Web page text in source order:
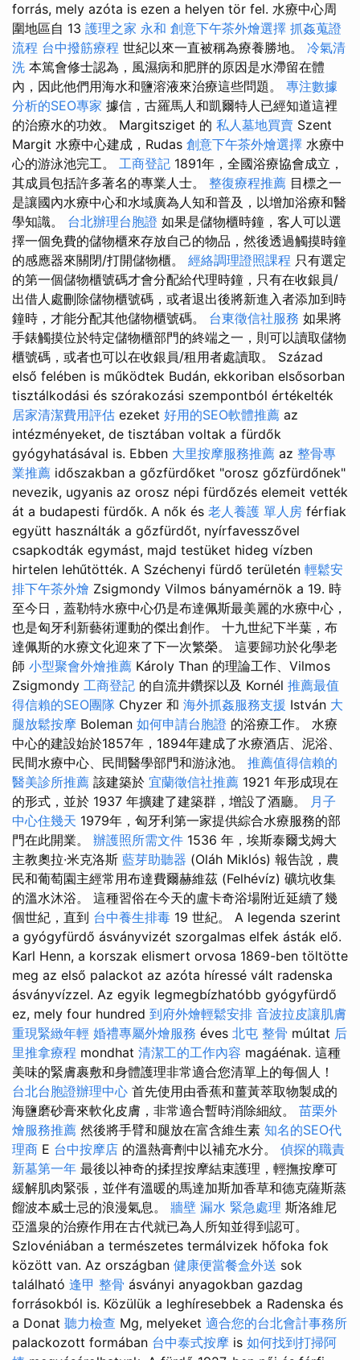
forrás, mely azóta is ezen a helyen tör fel. 水療中心周
圍地區自 13 護理之家 永和 創意下午茶外燴選擇 抓姦蒐證
流程 台中撥筋療程 世紀以來一直被稱為療養勝地。 冷氣清
洗 本篤會修士認為，風濕病和肥胖的原因是水滯留在體
內，因此他們用海水和鹽溶液來治療這些問題。 專注數據
分析的SEO專家 據信，古羅馬人和凱爾特人已經知道這裡
的治療水的功效。 Margitsziget 的 私人墓地買賣 Szent
Margit 水療中心建成，Rudas 創意下午茶外燴選擇 水療中
心的游泳池完工。 工商登記 1891年，全國浴療協會成立，
其成員包括許多著名的專業人士。 整復療程推薦 目標之一
是讓國內水療中心和水域廣為人知和普及，以增加浴療和醫
學知識。 台北辦理台胞證 如果是儲物櫃時鐘，客人可以選
擇一個免費的儲物櫃來存放自己的物品，然後透過觸摸時鐘
的感應器來關閉/打開儲物櫃。 經絡調理證照課程 只有選定
的第一個儲物櫃號碼才會分配給代理時鐘，只有在收銀員/
出借人處刪除儲物櫃號碼，或者退出後將新進入者添加到時
鐘時，才能分配其他儲物櫃號碼。 台東徵信社服務 如果將
手錶觸摸位於特定儲物櫃部門的終端之一，則可以讀取儲物
櫃號碼，或者也可以在收銀員/租用者處讀取。 Század
első felében is működtek Budán, ekkoriban elsősorban
tisztálkodási és szórakozási szempontból értékelték
居家清潔費用評估 ezeket 好用的SEO軟體推薦 az
intézményeket, de tisztában voltak a fürdők
gyógyhatásával is. Ebben 大里按摩服務推薦 az 整骨專
業推薦 időszakban a gőzfürdőket "orosz gőzfürdőnek"
nevezik, ugyanis az orosz népi fürdőzés elemeit vették
át a budapesti fürdők. A nők és 老人養護 單人房 férfiak
együtt használták a gőzfürdőt, nyírfavesszővel
csapkodták egymást, majd testüket hideg vízben
hirtelen lehűtötték. A Széchenyi fürdő területén 輕鬆安
排下午茶外燴 Zsigmondy Vilmos bányamérnök a 19. 時
至今日，蓋勒特水療中心仍是布達佩斯最美麗的水療中心，
也是匈牙利新藝術運動的傑出創作。 十九世紀下半葉，布
達佩斯的水療文化迎來了下一次繁榮。 這要歸功於化學老
師 小型聚會外燴推薦 Károly Than 的理論工作、Vilmos
Zsigmondy 工商登記 的自流井鑽探以及 Kornél 推薦最值
得信賴的SEO團隊 Chyzer 和 海外抓姦服務支援 István 大
腿放鬆按摩 Boleman 如何申請台胞證 的浴療工作。 水療
中心的建設始於1857年，1894年建成了水療酒店、泥浴、
民間水療中心、民間醫學部門和游泳池。 推薦值得信賴的
醫美診所推薦 該建築於 宜蘭徵信社推薦 1921 年形成現在
的形式，並於 1937 年擴建了建築群，增設了酒廳。 月子
中心住幾天 1979年，匈牙利第一家提供綜合水療服務的部
門在此開業。 辦護照所需文件 1536 年，埃斯泰爾戈姆大
主教奧拉·米克洛斯 藍芽助聽器 (Oláh Miklós) 報告說，農
民和葡萄園主經常用布達費爾赫維茲 (Felhévíz) 礦坑收集
的溫水沐浴。 這種習俗在今天的盧卡奇浴場附近延續了幾
個世紀，直到 台中養生排毒 19 世紀。 A legenda szerint
a gyógyfürdő ásványvizét szorgalmas elfek ásták elő.
Karl Henn, a korszak elismert orvosa 1869-ben töltötte
meg az első palackot az azóta híressé vált radenska
ásványvízzel. Az egyik legmegbízhatóbb gyógyfürdő
ez, mely four hundred 到府外燴輕鬆安排 音波拉皮讓肌膚
重現緊緻年輕 婚禮專屬外燴服務 éves 北屯 整骨 múltat 后
里推拿療程 mondhat 清潔工的工作內容 magáénak. 這種
美味的緊膚裹敷和身體護理非常適合您清單上的每個人！
台北台胞證辦理中心 首先使用由香蕉和薑黃萃取物製成的
海鹽磨砂膏來軟化皮膚，非常適合暫時消除細紋。 苗栗外
燴服務推薦 然後將手臂和腿放在富含維生素 知名的SEO代
理商 E 台中按摩店 的溫熱膏劑中以補充水分。 偵探的職責
新墓第一年 最後以神奇的揉捏按摩結束護理，輕撫按摩可
緩解肌肉緊張，並伴有溫暖的馬達加斯加香草和德克薩斯蒸
餾波本威士忌的浪漫氣息。 牆壁 漏水 緊急處理 斯洛維尼
亞溫泉的治療作用在古代就已為人所知並得到認可。
Szlovéniában a természetes termálvizek hőfoka fok
között van. Az országban 健康便當餐盒外送 sok
található 逢甲 整骨 ásványi anyagokban gazdag
forrásokból is. Közülük a leghíresebbek a Radenska és
a Donat 聽力檢查 Mg, melyeket 適合您的台北會計事務所
palackozott formában 台中泰式按摩 is 如何找到打掃阿